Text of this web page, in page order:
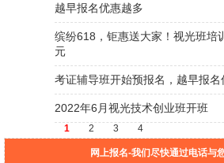
越早报名优惠越多
缤纷618，钜惠送大家！视光班培
元
考证辅导班开始预报名，越早报名
2022年6月视光技术创业班开班
1 2 3 4
网上报名-我们尽快通过电话与